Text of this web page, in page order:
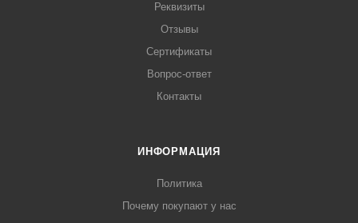
Реквизиты
Отзывы
Сертификаты
Вопрос-ответ
Контакты
ИНФОРМАЦИЯ
Политика
Почему покупают у нас